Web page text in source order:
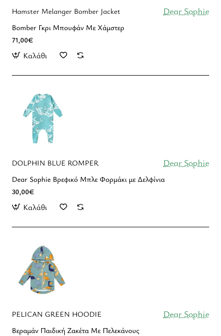
Hamster Melanger Bomber Jacket Dear Sophie
Bomber Γκρι Μπουφάν Με Χάμστερ
71,00€
Καλάθι
DOLPHIN BLUE ROMPER Dear Sophie
Dear Sophie Βρεφικό Μπλε Φορμάκι με Δελφίνια
30,00€
Καλάθι
PELICAN GREEN HOODIE Dear Sophie
Βεραμάν Παιδική Ζακέτα Με Πελεκάνους